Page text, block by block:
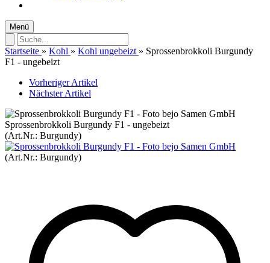
Menü
Startseite » Kohl » Kohl ungebeizt » Sprossenbrokkoli Burgundy
F1 - ungebeizt
Vorheriger Artikel
Nächster Artikel
Sprossenbrokkoli Burgundy F1 - ungebeizt
(Art.Nr.: Burgundy)
(Art.Nr.: Burgundy)